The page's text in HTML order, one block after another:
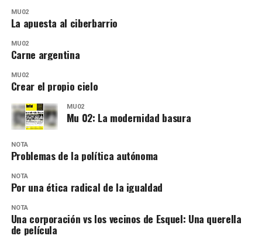
MU02
La apuesta al ciberbarrio
MU02
Carne argentina
MU02
Crear el propio cielo
MU02
Mu 02: La modernidad basura
NOTA
Problemas de la política autónoma
NOTA
Por una ética radical de la igualdad
NOTA
Una corporación vs los vecinos de Esquel: Una querella
de película